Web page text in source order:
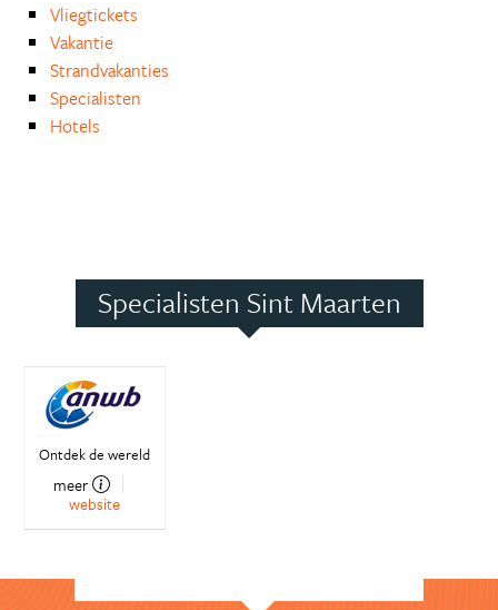
Vliegtickets
Vakantie
Strandvakanties
Specialisten
Hotels
Specialisten Sint Maarten
Ontdek de wereld
meer
website